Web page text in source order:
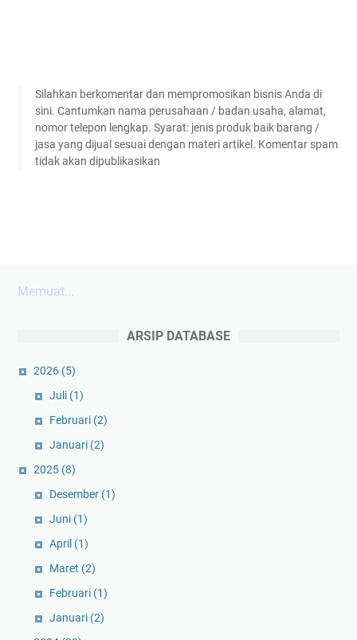
Silahkan berkomentar dan mempromosikan bisnis Anda di
sini. Cantumkan nama perusahaan / badan usaha, alamat,
nomor telepon lengkap. Syarat: jenis produk baik barang /
jasa yang dijual sesuai dengan materi artikel. Komentar spam
tidak akan dipublikasikan
Memuat...
ARSIP DATABASE
2026 (5)
Juli (1)
Februari (2)
Januari (2)
2025 (8)
Desember (1)
Juni (1)
April (1)
Maret (2)
Februari (1)
Januari (2)